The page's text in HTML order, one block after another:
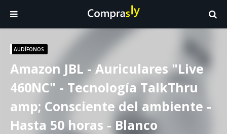
AUDÍFONOS
Amazon JBL - Auriculares "Live
460NC" - Tecnología TalkThru
amp; Consciente del ambiente -
Hasta 50 horas - Blanco